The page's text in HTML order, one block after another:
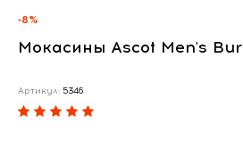
-8%
Мокасины Ascot Men's
Артикул: 5346